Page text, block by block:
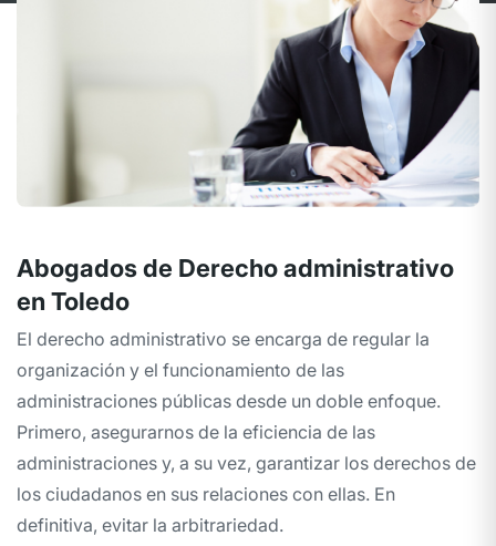
Abogados de Derecho administrativo
en Toledo
El derecho administrativo se encarga de regular la
organización y el funcionamiento de las
administraciones públicas desde un doble enfoque.
Primero, asegurarnos de la eficiencia de las
administraciones y, a su vez, garantizar los derechos de
los ciudadanos en sus relaciones con ellas. En
definitiva, evitar la arbitrariedad.